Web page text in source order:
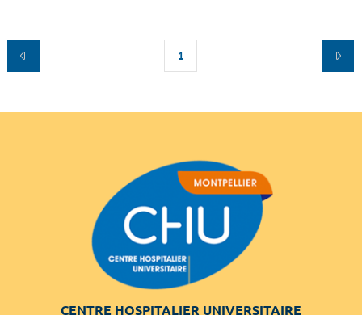
1
CENTRE HOSPITALIER UNIVERSITAIRE